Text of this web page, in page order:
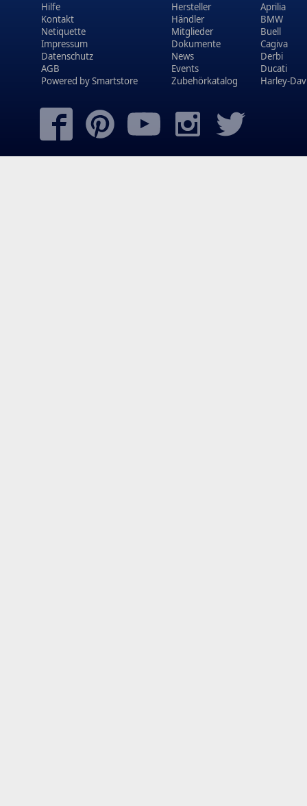
Hilfe
Kontakt
Netiquette
Impressum
Datenschutz
AGB
Powered bySmartstore
Hersteller
Händler
Mitglieder
Dokumente
News
Events
Zubehörkatalog
Aprilia
BMW
Buell
Cagiva
Derbi
Ducati
Harley-